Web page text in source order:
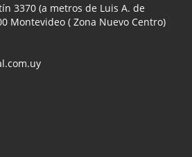
3370 (a metros de Luis A. de
Montevideo ( Zona Nuevo Centro)